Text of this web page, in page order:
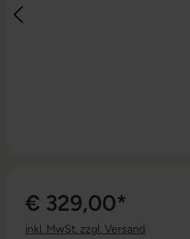
€ 329,00*
inkl. MwSt. zzgl. Versand